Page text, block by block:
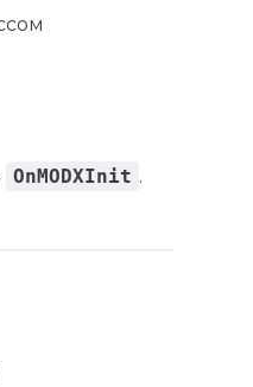
OnMODXInit .